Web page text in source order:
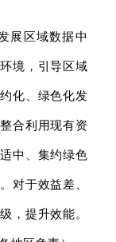
展区域数据中
境，引导区域
化、绿色化发
合利用现有资
中、集约绿色
对于效益差、
，提升效能。